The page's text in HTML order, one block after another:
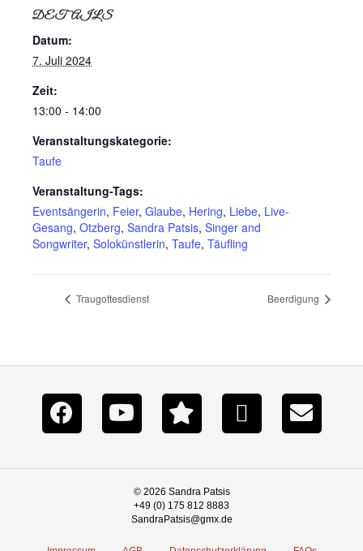
DETAILS
Datum:
7. Juli 2024
Zeit:
13:00 - 14:00
Veranstaltungskategorie:
Taufe
Veranstaltung-Tags:
Eventsängerin, Feier, Glaube, Hering, Liebe, Live-
Gesang, Otzberg, Sandra Patsis, Singer and
Songwriter, Solokünstlerin, Taufe, Täufling
Traugottesdienst Beerdigung
© 2026 Sandra Patsis
+49 (0) 175 812 8883
SandraPatsis@gmx.de